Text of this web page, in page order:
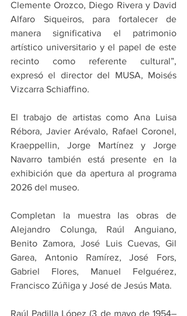
Clemente Orozco, Diego Rivera y David
Alfaro Siqueiros, para fortalecer de
manera significativa el patrimonio
artístico universitario y el papel de este
recinto como referente cultural”,
expresó el director del MUSA, Moisés
Vizcarra Schiaffino.
El trabajo de artistas como Ana Luisa
Rébora, Javier Arévalo, Rafael Coronel,
Kraeppellin, Jorge Martínez y Jorge
Navarro también está presente en la
exhibición que da apertura al programa
2026 del museo.
Completan la muestra las obras de
Alejandro Colunga, Raúl Anguiano,
Benito Zamora, José Luis Cuevas, Gil
Garea, Antonio Ramírez, José Fors,
Gabriel Flores, Manuel Felguérez,
Francisco Zúñiga y José de Jesús Mata.
Raúl Padilla López (3 de mayo de 1954–